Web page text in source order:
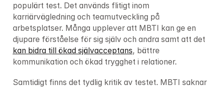
populärt test. Det används flitigt inom
karriärvägledning och teamutveckling på
arbetsplatser. Många upplever att MBTI kan ge en
kan bidra till ökad självacceptans, bättre
kommunikation och ökad trygghet i relationer.
Samtidigt finns det tydlig kritik av testet. MBTI saknar